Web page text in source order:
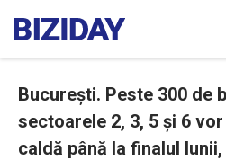
București. Peste 300 de
sectoarele 2, 3, 5 și 6
caldă până la finalul